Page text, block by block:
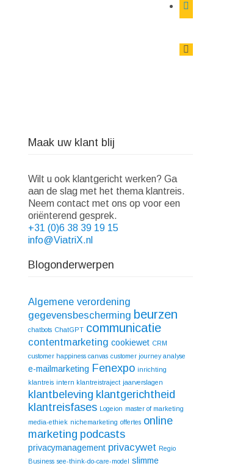
Maak uw klant blij
Wilt u ook klantgericht werken? Ga
aan de slag met het thema klantreis.
Neem contact met ons op voor een
oriënterend gesprek.
+31 (0)6 38 39 19 15
info@ViatriX.nl
Blogonderwerpen
Algemene verordening
gegevensbescherming beurzen
chatbots ChatGPT communicatie
contentmarketing cookiewet CRM
customer happiness canvas customer journey analyse
e-mailmarketing Fenexpo inrichting
klantreis intern klantreistraject jaarverslagen
klantbeleving klantgerichtheid
klantreisfases Logeion master of marketing
media-ethiek nichemarketing offertes online
marketing podcasts
privacymanagement privacywet Regio
Business see-think-do-care-model slimme